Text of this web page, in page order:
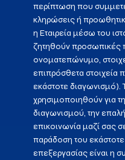
περίπτωση που
κληρώσεις ή
η Εταιρεία μέσω του
ζητηθούν
ονοματεπώνυμο,
επιπρόσθετα στοιχεία
εκάστοτε
χρησιμοποιηθούν για
διαγωνισμού, την
επικοινωνία μαζί σας
παράδοση του
επεξεργασίας είναι η